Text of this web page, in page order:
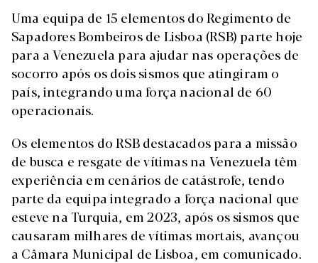
Uma equipa de 15 elementos do Regimento de
Sapadores Bombeiros de Lisboa (RSB) parte hoje
para a Venezuela para ajudar nas operações de
socorro após os dois sismos que atingiram o
país, integrando uma força nacional de 60
operacionais.
Os elementos do RSB destacados para a missão
de busca e resgate de vítimas na Venezuela têm
experiência em cenários de catástrofe, tendo
parte da equipa integrado a força nacional que
esteve na Turquia, em 2023, após os sismos que
causaram milhares de vítimas mortais, avançou
a Câmara Municipal de Lisboa, em comunicado.